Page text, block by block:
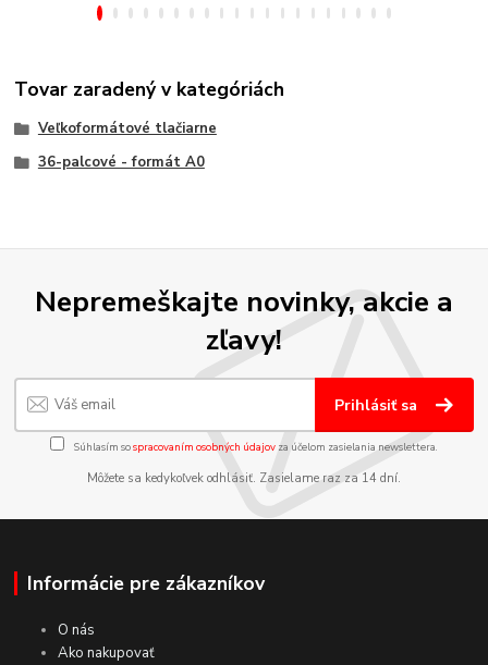
Tovar zaradený v kategóriách
Veľkoformátové tlačiarne
36-palcové - formát A0
Nepremeškajte novinky, akcie a
zľavy!
Prihlásiť sa
Súhlasím sospracovaním osobných údajov za účelom zasielania newslettera.
Môžete sa kedykoľvek odhlásiť. Zasielame raz za 14 dní.
Informácie pre zákazníkov
O nás
Ako nakupovať